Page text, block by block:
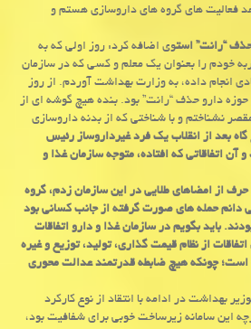
فعالیت های گروه های داروسازی هستم و
“رانت” استوی اضافه كرد: روز اولی كه به
خودم را بعنوان یك معلم و كسی كه در سازمان
انجام داده، به وزارت بهداشت آوردم. از روز
دارو حذف “رانت” بود. بنده هیچ گوشه ای از
نشناختم و با شناختی كه از بدنه داروسازی
بعد از انقلاب یك فرد غیرداروساز رئیس
اتفاقاتی كه افتاده، متوجه سازمان غذا و
از امضاهای طلایی در این سازمان زدم، گروه
دانم حمله های صورت گرفته از جانب كسانی بود
باید بگویم در سازمان غذا و دارو اتفاقات
از نظام قیمت گذاری، تولید، توزیع و غیره
چونكه هیچ ضابطه قدرتمند عدالت محوری
بهداشت در ادامه با انتقاد از نوع كاركرد
این سامانه زیرساخت خوبی برای شفافیت بود،